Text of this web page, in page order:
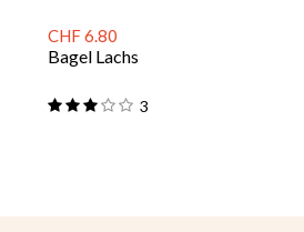
CHF 6.80
Bagel Lachs
3